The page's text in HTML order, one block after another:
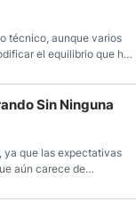
técnico, aunque varios
el equilibrio que ha
Sin Ninguna
ya que las expectativas
aún carece de